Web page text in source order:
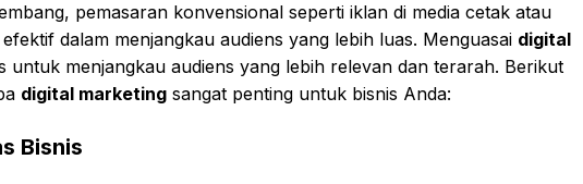
pemasaran konvensional seperti iklan di media cetak atau
dalam menjangkau audiens yang lebih luas. Menguasai digital
untuk menjangkau audiens yang lebih relevan dan terarah. Berikut
digital marketing sangat penting untuk bisnis Anda:
Bisnis